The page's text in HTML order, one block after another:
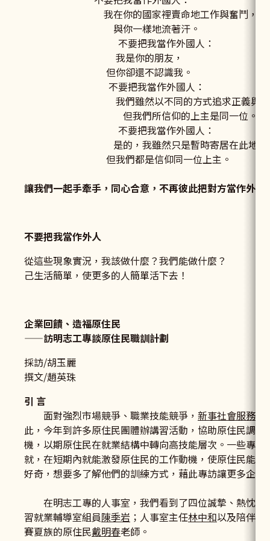
我在你的國家裡賣命地工作與奮鬥，
與你一樣地流著汗。
不要把我當作外國人：
我是你的朋友，
但你卻還不認識我。
不要把我當作外國人：
我們雖然以不同的方式追求正義與和
但我們所信仰的上主是同一位。
不要把我當作外國人：
是的，我雖然只是暫時寄居在此地，
但我們都是信仰同一位上主。
讓我們一起手牽手，同心合意，不再彼此把對方當作外人
不要把我當作外人
從這些現象實況，我該做什麼？我們能做什麼？
己生活簡單，使更多的人簡單活下去！
企業回饋、造福原住民
——訪明志工專談原住民職訓計劃
採訪/胡玉麗
撰文/趙英珠
引 言
面對強烈市場競爭、職業技能競爭， 新事社會服務中
此，今年到許多原住民團體辦講習活動，協助原住民調
機，以期原住民在就業結構中轉向高技能層次。一些專
就，在短期內就能激發原住民的工作動機，使原住民能
好奇，想要多了解他們的訓練方式，藉此專訪讓更多企
在明志工專的人事室，我們看到了四位誠摯、熱忱的
習就業輔導室組員陳季岩 ；人事室主任林中和以及陪伴原
賽夏族的原住民戴明春老師。